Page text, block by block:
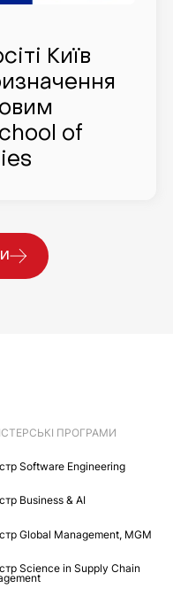
Київ
of
ПРОГРАМИ
Software Engineering
Business & AI
Global Management, MGM
Science in Supply Chain